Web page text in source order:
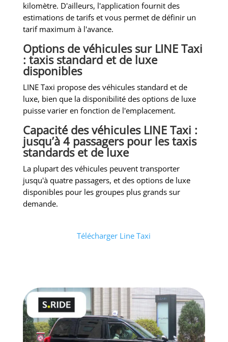
kilomètre. D'ailleurs, l'application fournit des
estimations de tarifs et vous permet de définir un
tarif maximum à l'avance.
Options de véhicules sur LINE Taxi
: taxis standard et de luxe
disponibles
LINE Taxi propose des véhicules standard et de
luxe, bien que la disponibilité des options de luxe
puisse varier en fonction de l'emplacement.
Capacité des véhicules LINE Taxi :
jusqu’à 4 passagers pour les taxis
standards et de luxe
La plupart des véhicules peuvent transporter
jusqu'à quatre passagers, et des options de luxe
disponibles pour les groupes plus grands sur
demande.
Télécharger Line Taxi